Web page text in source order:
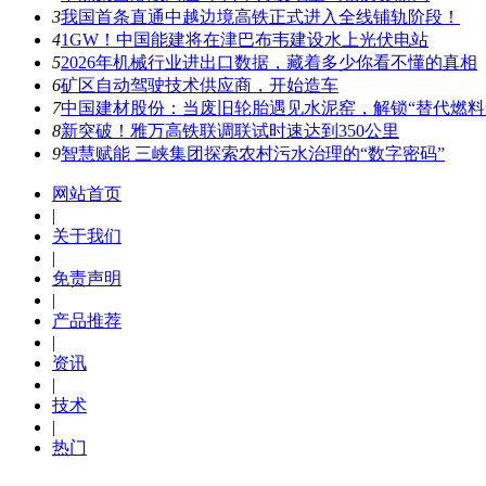
3我国首条直通中越边境高铁正式进入全线铺轨阶段！
41GW！中国能建将在津巴布韦建设水上光伏电站
52026年机械行业进出口数据，藏着多少你看不懂的真相
6矿区自动驾驶技术供应商，开始造车
7中国建材股份：当废旧轮胎遇见水泥窑，解锁“替代燃
8新突破！雅万高铁联调联试时速达到350公里
9智慧赋能 三峡集团探索农村污水治理的“数字密码”
网站首页
|
关于我们
|
免责声明
|
产品推荐
|
资讯
|
技术
|
热门